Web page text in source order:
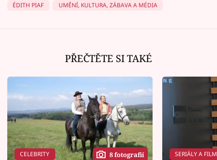
ÉDITH PIAF
UMĚNÍ, KULTURA, ZÁBAVA A MÉDIA
PŘEČTĚTE SI TAKÉ
CELEBRITY 8 fotografií SERIÁLY A